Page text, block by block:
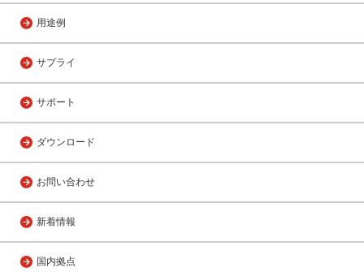
用途例
サプライ
サポート
ダウンロード
お問い合わせ
新着情報
国内拠点